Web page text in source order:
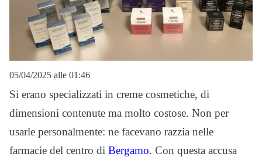
05/04/2025 alle 01:46
Si erano specializzati in creme cosmetiche, di
dimensioni contenute ma molto costose. Non per
usarle personalmente: ne facevano razzia nelle
farmacie del centro di Bergamo. Con questa accusa